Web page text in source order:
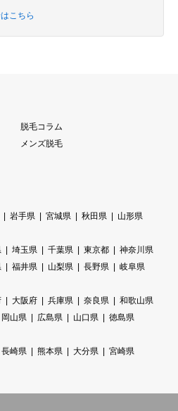
こちら
脱毛コラム
メンズ脱毛
岩手県 宮城県 秋田県
山形県
埼玉県 千葉県 東京都
神奈川県
福井県 山梨県 長野県
岐阜県
大阪府 兵庫県 奈良県
和歌山県
岡山県 広島県 山口県
徳島県
長崎県 熊本県 大分県
宮崎県